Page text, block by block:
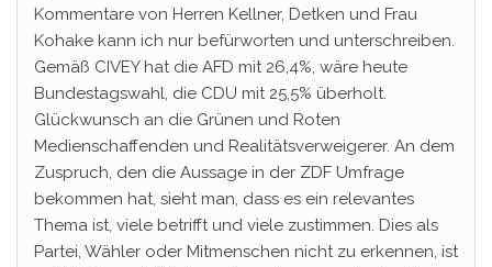
Kommentare von Herren Kellner, Detken und Frau
Kohake kann ich nur befürworten und unterschreiben.
Gemäß CIVEY hat die AFD mit 26,4%, wäre heute
Bundestagswahl, die CDU mit 25,5% überholt.
Glückwunsch an die Grünen und Roten
Medienschaffenden und Realitätsverweigerer. An dem
Zuspruch, den die Aussage in der ZDF Umfrage
bekommen hat, sieht man, dass es ein relevantes
Thema ist, viele betrifft und viele zustimmen. Dies als
Partei, Wähler oder Mitmenschen nicht zu erkennen, ist